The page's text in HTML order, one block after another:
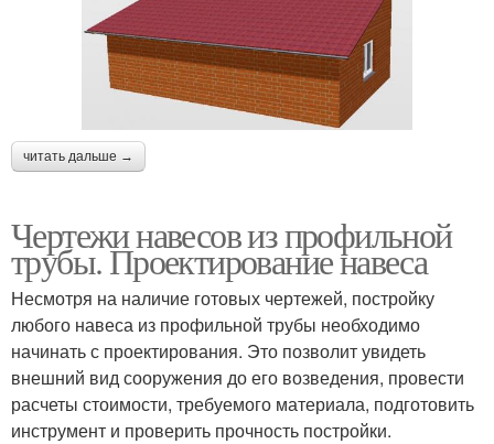
читать дальше →
Чертежи навесов из профильной
трубы. Проектирование навеса
Несмотря на наличие готовых чертежей, постройку
любого навеса из профильной трубы необходимо
начинать с проектирования. Это позволит увидеть
внешний вид сооружения до его возведения, провести
расчеты стоимости, требуемого материала, подготовить
инструмент и проверить прочность постройки.